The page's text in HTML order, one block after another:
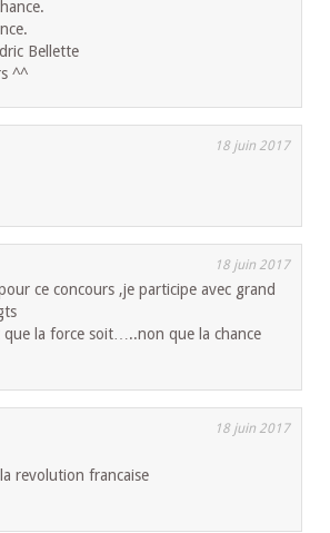
Bellette
^^
18 juin 2017
18 juin 2017
ce concours ,je participe avec grand
que la force soit…..non que la chance
18 juin 2017
revolution francaise